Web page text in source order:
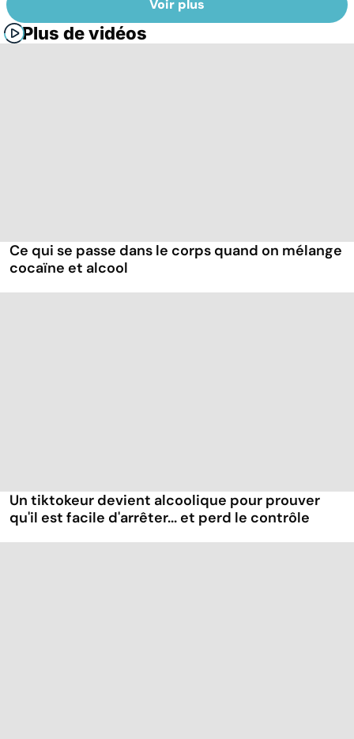
Voir plus
Plus de vidéos
Ce qui se passe dans le corps quand on mélange
cocaïne et alcool
Un tiktokeur devient alcoolique pour prouver
qu'il est facile d'arrêter... et perd le contrôle